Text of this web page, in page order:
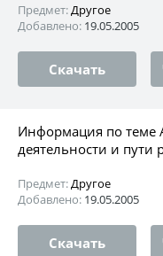
Предмет:Другое
Добавлено: 19.05.2005
Скачать
Информация по теме
деятельности и пути
Предмет:Другое
Добавлено: 19.05.2005
Скачать